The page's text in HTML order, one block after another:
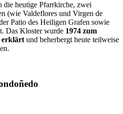
die heutige Pfarrkirche, zwei
(wie Valdeflores und Virgen de
Patio des Heiligen Grafen sowie
Das Kloster wurde 1974 zum
erklärt und beherbergt heute teilweise